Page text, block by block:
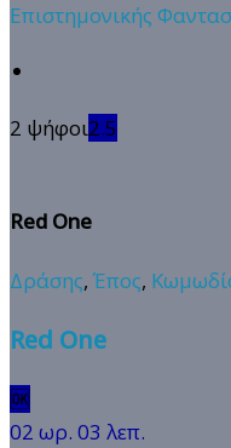
Επιστημονικής
2 ψήφοι2.5
Red One
Δράσης, Έπος,
Red One
🆗
02 ωρ. 03 λεπ.